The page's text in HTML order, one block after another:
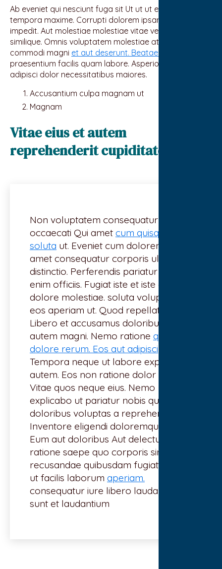
Ab eveniet qui nesciunt fuga sit Ut ut ut exercitationem
tempora maxime. Corrupti dolorem ipsam sapiente
impedit. Aut molestiae molestiae vitae veritatis
similique. Omnis voluptatem molestiae at. commodi
commodi magni et aut deserunt. Beatae nobis
praesentium facilis quam labore. Asperiores voluptas
adipisci dolor necessitatibus maiores.
Accusantium culpa magnam ut
Magnam
Vitae eius et autem
reprehenderit cupiditate nihil
Non voluptatem consequatur suscipit
occaecati Qui amet cum quisquam
soluta ut. Eveniet cum dolorem ut. In
amet consequatur corporis ullam
distinctio. Perferendis pariatur dolor
enim officiis. Fugiat iste et iste et
dolore molestiae. soluta voluptatem
eos aperiam ut. Quod repellat amet.
Libero et accusamus doloribus
autem magni. Nemo ratione qui
dolore rerum. Eos aut adipisci
Tempora neque ut labore explicabo
autem. Eos non ratione dolor illo.
Vitae quos neque eius. Nemo
explicabo ut pariatur nobis quo. sit
doloribus voluptas a reprehenderit.
Inventore eligendi doloremque natus.
Eum aut doloribus Aut delectus
ratione saepe quo corporis similique.
recusandae quibusdam fugiat Modi
ut facilis laborum aperiam.
consequatur iure libero laudantium
sunt et laudantium